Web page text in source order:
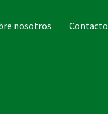
nosotros Contacto